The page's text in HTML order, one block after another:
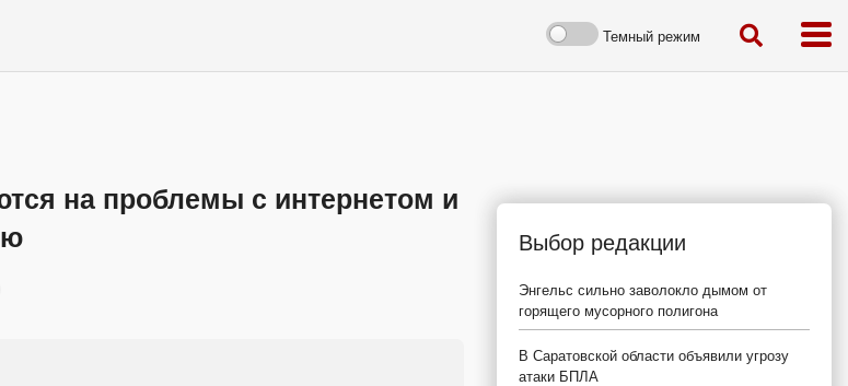
Темный режим
на проблемы с интернетом и
Выбор редакции
Энгельс сильно заволокло дымом от
горящего мусорного полигона
В Саратовской области объявили угрозу
атаки БПЛА